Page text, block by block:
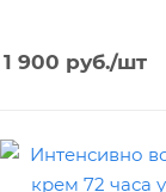
1 900 руб./шт